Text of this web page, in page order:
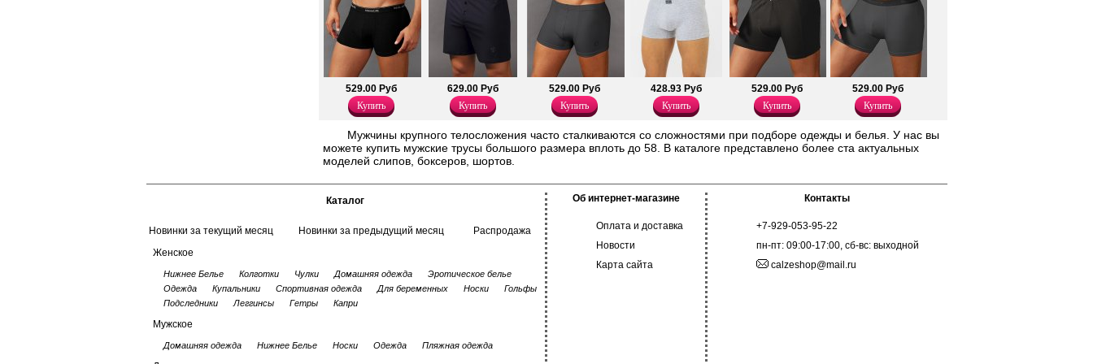
529.00 Руб
Купить
629.00 Руб
Купить
529.00 Руб
Купить
428.93 Руб
Купить
529.00 Руб
Купить
529.00 Руб
Купить
Мужчины крупного телосложения часто сталкиваются со сложностями при подборе одежды и белья. У нас вы
можете купить мужские трусы большого размера вплоть до 58. В каталоге представлено более ста актуальных
моделей слипов, боксеров, шортов.
Каталог
Новинки за текущий месяц Новинки за предыдущий месяц
Распродажа
Женское
Нижнее Белье Колготки Чулки Домашняя одежда
Эротическое белье
Одежда
Купальники Спортивная одежда Для беременных Носки
Гольфы
Подследники
Леггинсы Гетры Капри
Мужское
Домашняя одежда Нижнее Белье Носки Одежда Пляжная одежда
Об интернет-магазине
Оплата и доставка
Новости
Карта сайта
Контакты
+7-929-053-95-22
пн-пт: 09:00-17:00, сб-вс: выходной
calzeshop@mail.ru